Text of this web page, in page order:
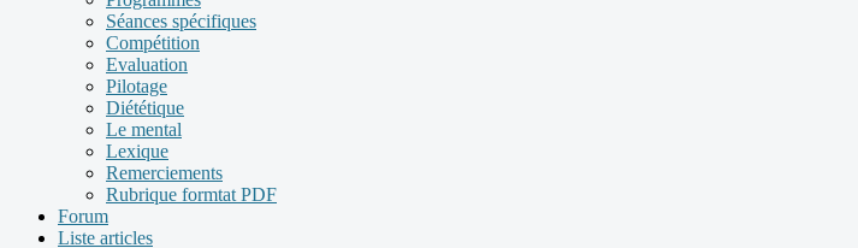
Séances spécifiques
Compétition
Evaluation
Pilotage
Diététique
Le mental
Lexique
Remerciements
Rubrique formtat PDF
Forum
Liste articles